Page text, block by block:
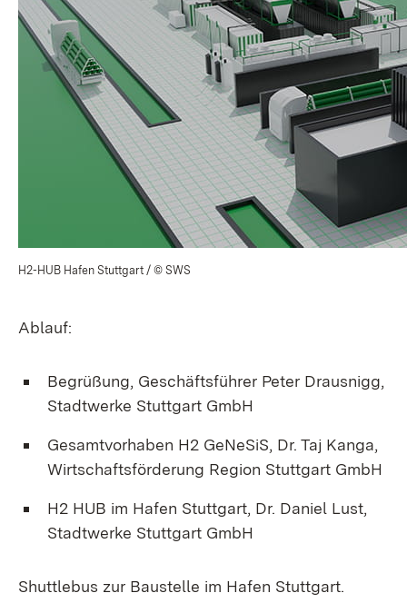
H2-HUB Hafen Stuttgart / © SWS
Ablauf:
Begrüßung, Geschäftsführer Peter Drausnigg,
Stadtwerke Stuttgart GmbH
Gesamtvorhaben H2 GeNeSiS, Dr. Taj Kanga,
Wirtschaftsförderung Region Stuttgart GmbH
H2 HUB im Hafen Stuttgart, Dr. Daniel Lust,
Stadtwerke Stuttgart GmbH
Shuttlebus zur Baustelle im Hafen Stuttgart.